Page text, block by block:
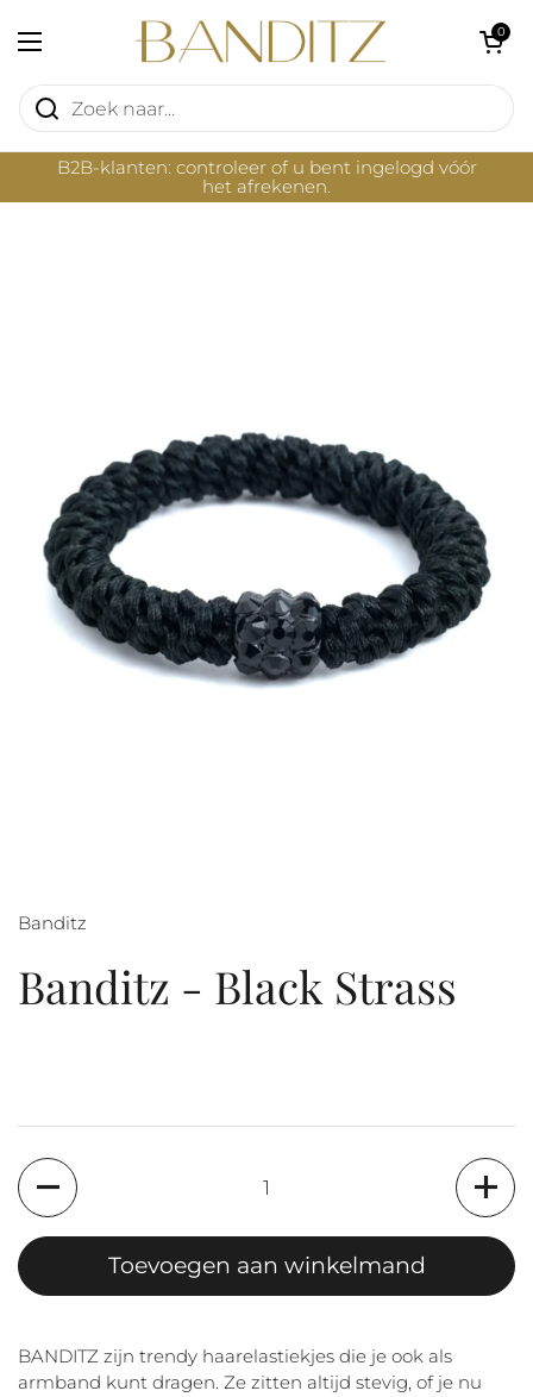
Menu openen
Winkelwagentje
0
B2B-klanten: controleer of u bent ingelogd vóór
het afrekenen.
Banditz
Banditz - Black Strass
Aantal
Toevoegen aan winkelmand
BANDITZ zijn trendy haarelastiekjes die je ook als
armband kunt dragen. Ze zitten altijd stevig, of je nu